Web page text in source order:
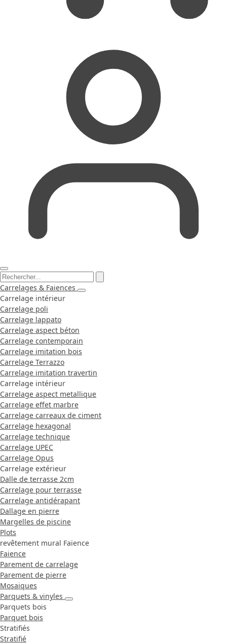
Carrelages & Faiences
Carrelage intérieur
Carrelage poli
Carrelage lappato
Carrelage aspect béton
Carrelage contemporain
Carrelage imitation bois
Carrelage Terrazzo
Carrelage imitation travertin
Carrelage intérieur
Carrelage aspect metallique
Carrelage effet marbre
Carrelage carreaux de ciment
Carrelage hexagonal
Carrelage technique
Carrelage UPEC
Carrelage Opus
Carrelage extérieur
Dalle de terrasse 2cm
Carrelage pour terrasse
Carrelage antidérapant
Dallage en pierre
Margelles de piscine
Plots
revêtement mural Faïence
Faience
Parement de carrelage
Parement de pierre
Mosaiques
Parquets & vinyles
Parquets bois
Parquet bois
Stratifiés
Stratifié